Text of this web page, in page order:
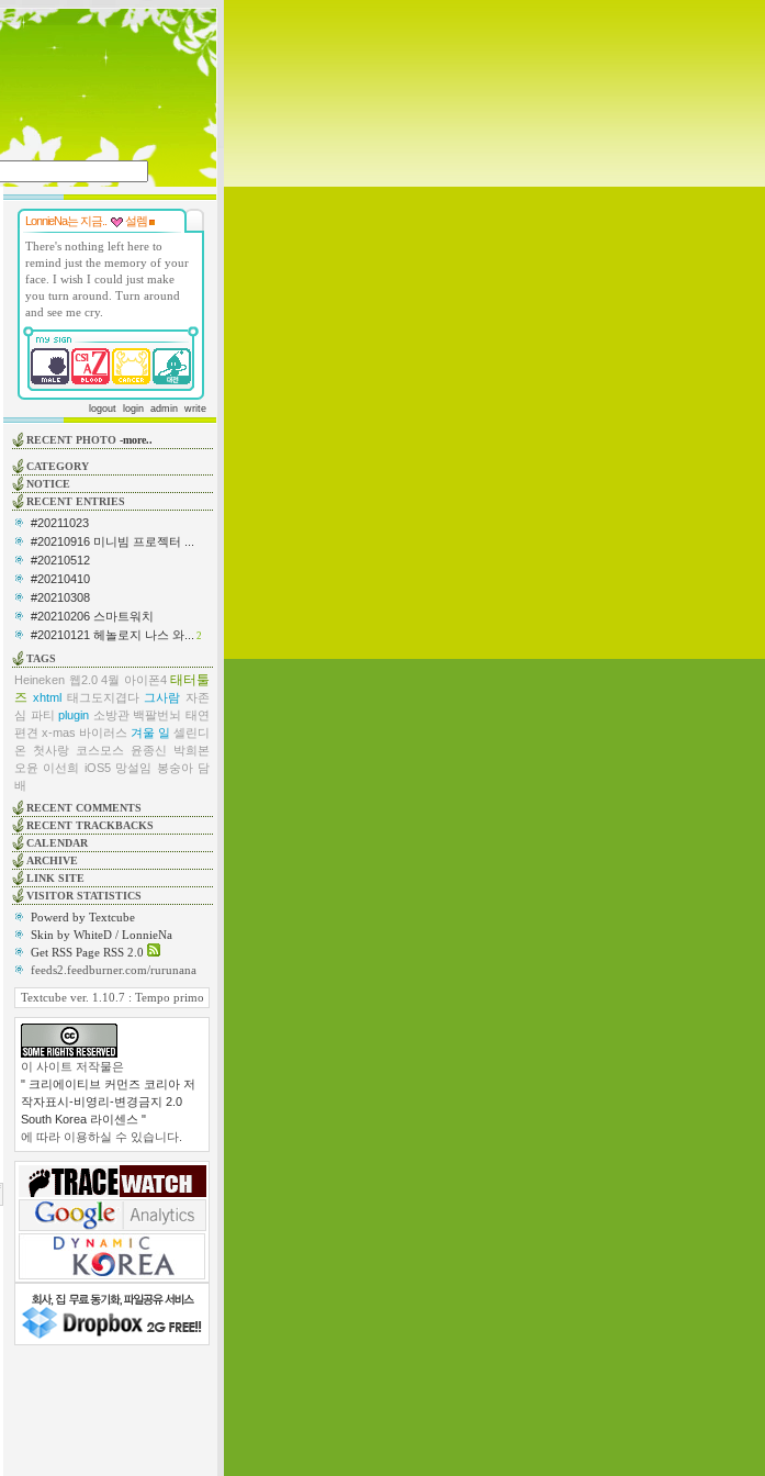
LonnieNa는 지금..
설렘
There's nothing left here to
remind just the memory of your
face. I wish I could just make
you turn around. Turn around
and see me cry.
logout login admin write
RECENT PHOTO -more..
CATEGORY
NOTICE
RECENT ENTRIES
#20211023
#20210916 미니빔 프로젝터 ...
#20210512
#20210410
#20210308
#20210206 스마트워치
#20210121 헤놀로지 나스 와...
2
TAGS
Heineken 웹2.0 4월 아이폰4 태터툴
즈 xhtml 태그도지겹다 그사람 자존
심 파티 plugin 소방관 백팔번뇌 태연
편견 x-mas 바이러스 겨울 일 셀린디
온
첫사랑 코스모스 윤종신
박희본
오윤 이선희 iOS5 망설임 봉숭아 담
배
RECENT COMMENTS
RECENT TRACKBACKS
CALENDAR
ARCHIVE
LINK SITE
VISITOR STATISTICS
Powerd by Textcube
Skin by WhiteD / LonnieNa
Get RSS Page RSS 2.0
feeds2.feedburner.com/rurunana
Textcube ver. 1.10.7 : Tempo primo
이 사이트 저작물은
" 크리에이티브 커먼즈 코리아 저
작자표시-비영리-변경금지 2.0
South Korea 라이센스 "
에 따라 이용하실 수 있습니다.